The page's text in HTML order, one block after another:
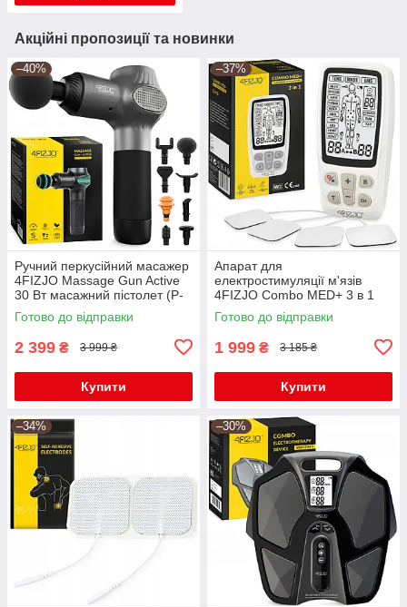
Акційні пропозиції та новинки
–40%
Ручний перкусійний масажер
4FIZJO Massage Gun Active
30 Вт масажний пістолет (P-
5907739319937)
Готово до відправки
2 399 ₴ 3 999 ₴
Купити
–37%
Апарат для
електростимуляції м'язів
4FIZJO Combo MED+ 3 в 1
(P-5907739317117)
Готово до відправки
1 999 ₴ 3 185 ₴
Купити
–34% –30%